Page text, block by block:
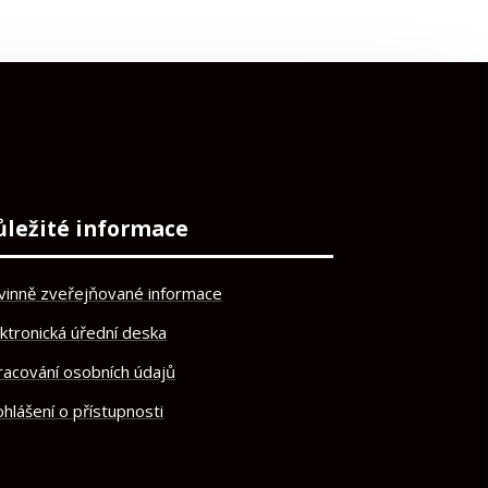
informace
zveřejňované informace
úřední deska
osobních údajů
o přístupnosti